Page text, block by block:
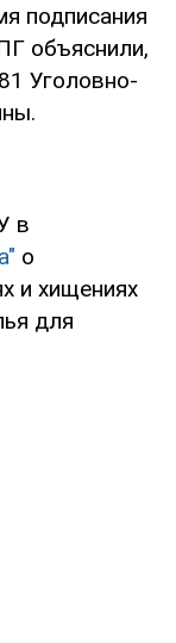
подписания
объяснили,
Уголовно-
в
о
и хищениях
для